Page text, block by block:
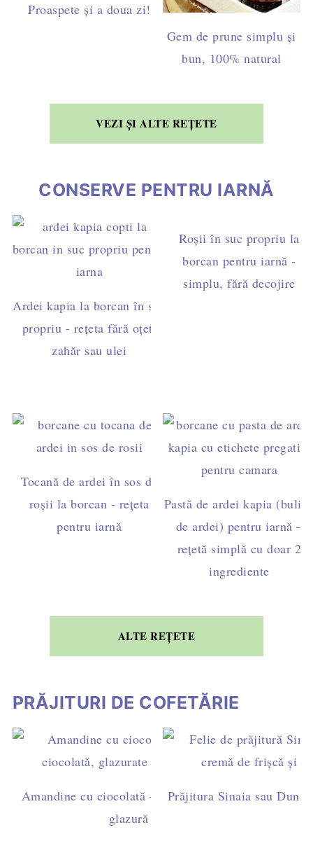
Proaspete și a doua zi!
Gem de prune simplu și
bun, 100% natural
VEZI ȘI ALTE REȚETE
CONSERVE PENTRU IARNĂ
Ardei kapia la borcan în suc
propriu - rețeta fără oțet,
zahăr sau ulei
Roșii în suc propriu la
borcan pentru iarnă -
simplu, fără decojire
Tocană de ardei în sos de
roșii la borcan - rețeta
pentru iarnă
Pastă de ardei kapia
de ardei) pentru iarnă –
rețetă simplă cu doar 2
ingrediente
ALTE REȚETE
PRĂJITURI DE COFETĂRIE
Amandine cu ciocolată – rețetă ușoară de casă, cu
glazură simplă (fără fondant)
Prăjitura Sinaia sau